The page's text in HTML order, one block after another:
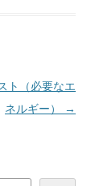
ト（必要なエ
ネルギー）
→